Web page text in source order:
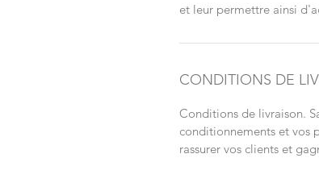
et leur permettre ainsi
CONDITIONS DE
Conditions de livraison.
conditionnements et vos
rassurer vos clients et